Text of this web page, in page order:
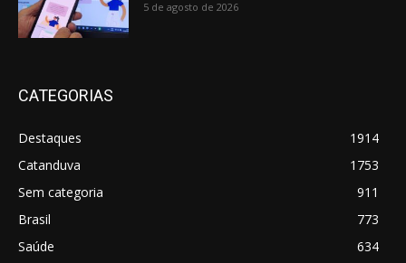
5 de agosto de 2026
CATEGORIAS
Destaques
1914
Catanduva
1753
Sem categoria
911
Brasil
773
Saúde
634